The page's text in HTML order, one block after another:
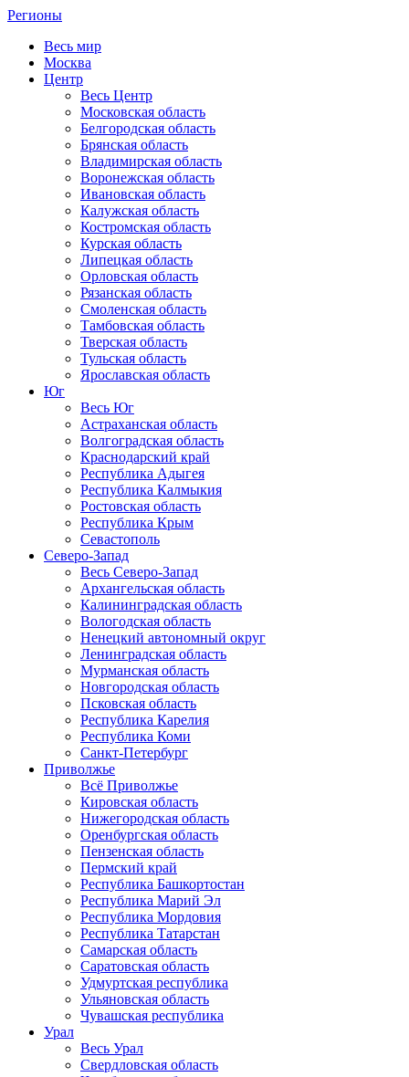
Регионы
Весь мир
Москва
Центр
Весь Центр
Московская область
Белгородская область
Брянская область
Владимирская область
Воронежская область
Ивановская область
Калужская область
Костромская область
Курская область
Липецкая область
Орловская область
Рязанская область
Смоленская область
Тамбовская область
Тверская область
Тульская область
Ярославская область
Юг
Весь Юг
Астраханская область
Волгоградская область
Краснодарский край
Республика Адыгея
Республика Калмыкия
Ростовская область
Республика Крым
Севастополь
Северо-Запад
Весь Северо-Запад
Архангельская область
Калининградская область
Вологодская область
Ненецкий автономный округ
Ленинградская область
Мурманская область
Новгородская область
Псковская область
Республика Карелия
Республика Коми
Санкт-Петербург
Приволжье
Всё Приволжье
Кировская область
Нижегородская область
Оренбургская область
Пензенская область
Пермский край
Республика Башкортостан
Республика Марий Эл
Республика Мордовия
Республика Татарстан
Самарская область
Саратовская область
Удмуртская республика
Ульяновская область
Чувашская республика
Урал
Весь Урал
Свердловская область